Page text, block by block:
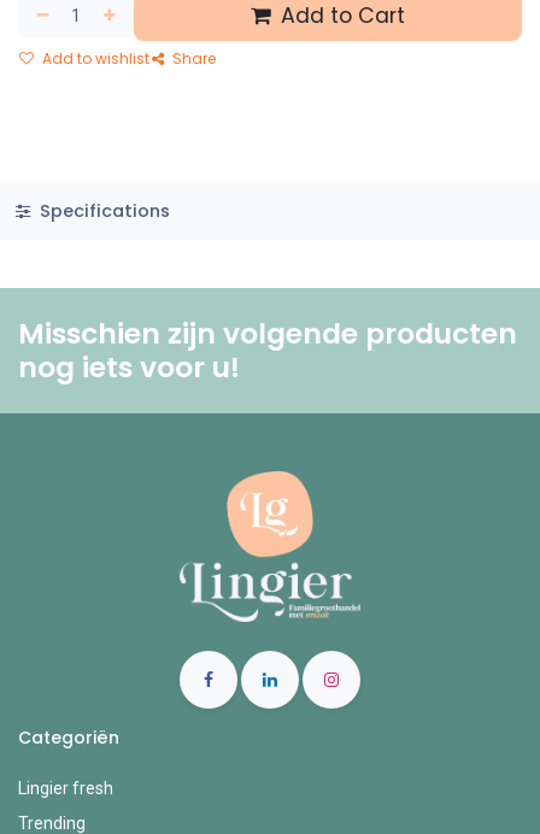
Add to Cart
Add to wishlist Share
Specifications
Misschien zijn volgende producten
nog iets voor u! ​
Categoriën
Lingier fresh
Trending